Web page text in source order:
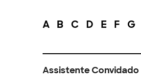
A B C D E F G
Assistente Convidado